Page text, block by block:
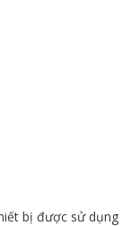
bị được sử dụng